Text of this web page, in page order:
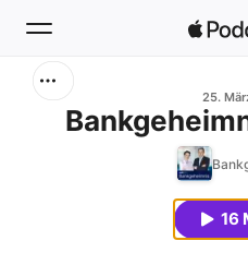
25.
16